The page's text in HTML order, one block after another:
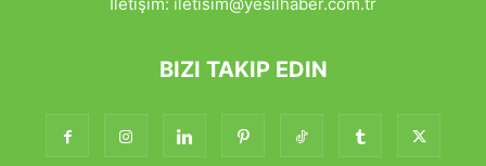
BIZI TAKIP EDIN